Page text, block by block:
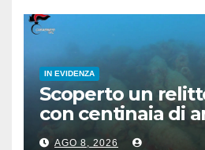
IN EVIDENZA
Scoperto un
con centinaia di
largo di Mazara
AGO 8, 2026